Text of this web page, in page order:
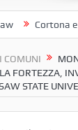
Cortona e
COMUNI
FORTEZZA,
STATE